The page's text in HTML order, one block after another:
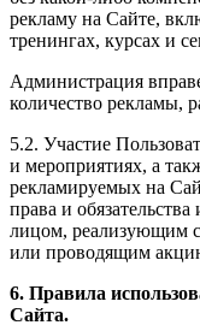
рекламу на Сайте,
тренингах, курсах и
Администрация
количество рекламы,
5.2. Участие
и мероприятиях, а
рекламируемых на
права и
лицом, реализующим
или проводящим
6. Правила
Сайта.